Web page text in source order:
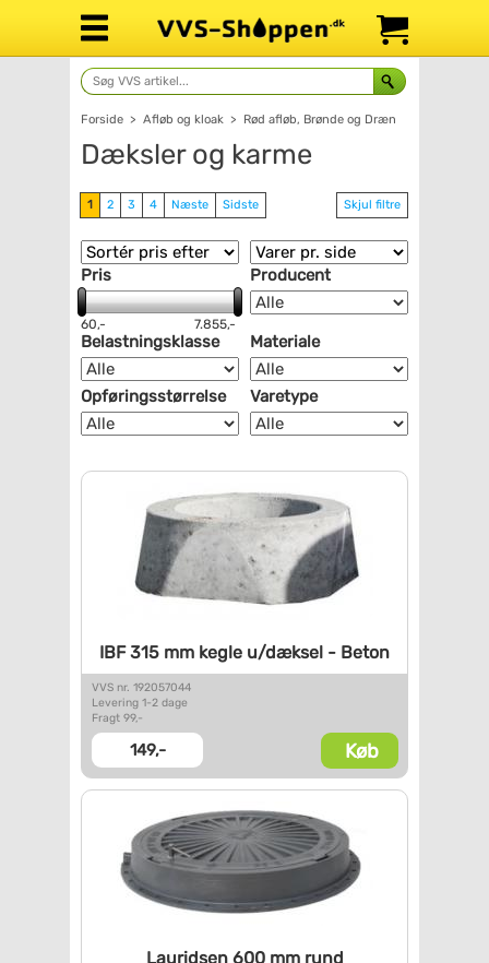
Forside > Afløb og kloak > Rød afløb, Brønde og Dræn
Dæksler og karme
1 2 3 4 Næste Sidste Skjul filtre
Pris
60,- 7.855,-
Producent
Belastningsklasse Materiale
Opføringsstørrelse Varetype
IBF 315 mm kegle u/dæksel - Beton
VVS nr. 192057044
Levering 1-2 dage
Fragt 99,-
149,- Køb
Lauridsen 600 mm rund